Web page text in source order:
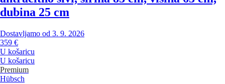
dubina 25 cm
Dostavljamo od 3. 9. 2026
359 €
U košaricu
U košaricu
Premium
Hübsch